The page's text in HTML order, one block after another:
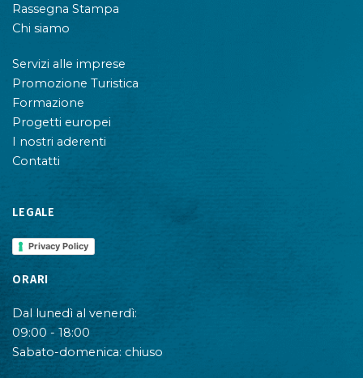
Rassegna Stampa
Chi siamo
Servizi alle imprese
Promozione Turistica
Formazione
Progetti europei
I nostri aderenti
Contatti
LEGALE
Privacy Policy
ORARI
Dal lunedì al venerdì:
09:00 - 18:00
Sabato-domenica: chiuso